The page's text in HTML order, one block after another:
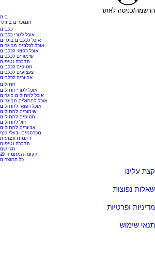
הרשמה/כניסה לאתר
בית
הנמכרים ביותר
כלבים
אוכל לגורי כלבים
אוכל לכלבים בוגרים
אוכל לכלבים מבוגרים
אוכל רפואי לכלבים
שימורים לכלבים
הדברה וטיפוח
חטיפים לכלבים
צעצועים לכלבים
אביזרים לכלבים
חתולים
אוכל לגורי חתולים
אוכל לחתולים בוגרים
אוכל לחתולים מבוגרים
אוכל רפואי לחתולים
שימורים לחתולים
חטיפים לחתולים
חול לחתולים
אביזרים לחתולים
מכרסמים ובעלי כנף
רתמות ורצועות
הדברה וטיפוח
תגי שם
🎁 הקונה המתמיד
כל המוצרים
קצת עלינו
שאלות נפוצות
מדיניות ופרטיות
תנאי שימוש